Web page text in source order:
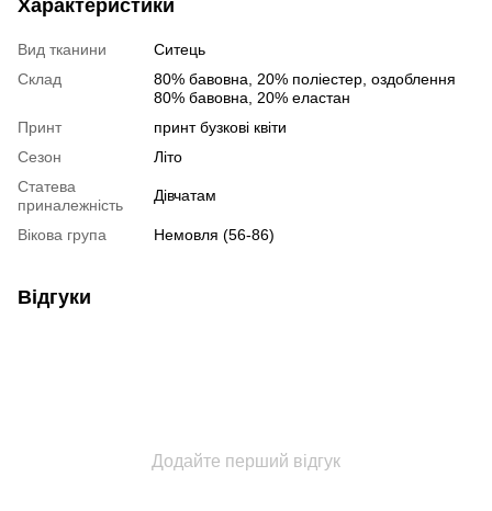
Характеристики
Вид тканини
Ситець
Склад
80% бавовна, 20% полiестер, оздоблення
80% бавовна, 20% еластан
Принт
принт бузкові квіти
Сезон
Літо
Статева
приналежність
Дівчатам
Вікова група Немовля (56-86)
Відгуки
Додайте перший відгук